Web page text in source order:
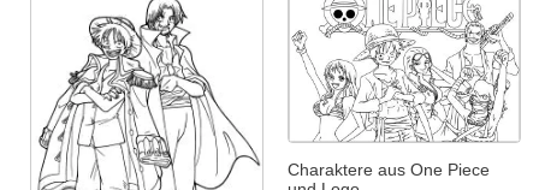
Charaktere aus One Piece